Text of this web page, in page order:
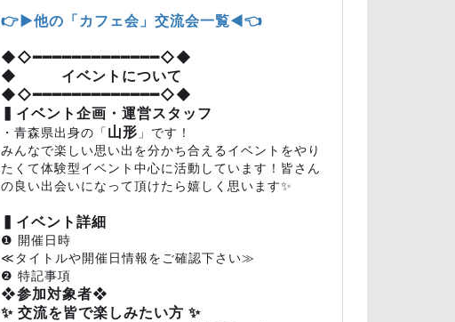
👉▶他の「カフェ会」交流会一覧◀👈
◆◇━━━━━━━━━━━━━◇◆
◆ イベントについて
◆◇━━━━━━━━━━━━━◇◆
▍イベント企画・運営スタッフ
・青森県出身の「山形 」です！
みんなで楽しい思い出を分かち合えるイベントをやり
たくて体験型イベント中心に活動しています！皆さん
の良い出会いになって頂けたら嬉しく思います✨
▍イベント詳細
❶ 開催日時
≪タイトルや開催日情報をご確認下さい≫
❷ 特記事項
❖参加対象者❖
✨ 交流を皆で楽しみたい方 ✨